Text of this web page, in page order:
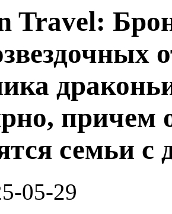
Travel:
причем
семьи с
05-29